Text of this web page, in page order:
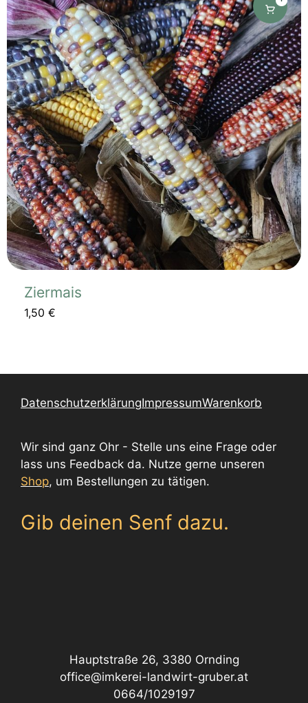
Ziermais
1,50 €
DatenschutzerklärungImpressumWarenkorb
Wir sind ganz Ohr - Stelle uns eine Frage oder
lass uns Feedback da. Nutze gerne unseren
Shop, um Bestellungen zu tätigen.
Gib deinen Senf dazu.
Hauptstraße 26, 3380 Ornding
office@imkerei-landwirt-gruber.at
0664/1029197